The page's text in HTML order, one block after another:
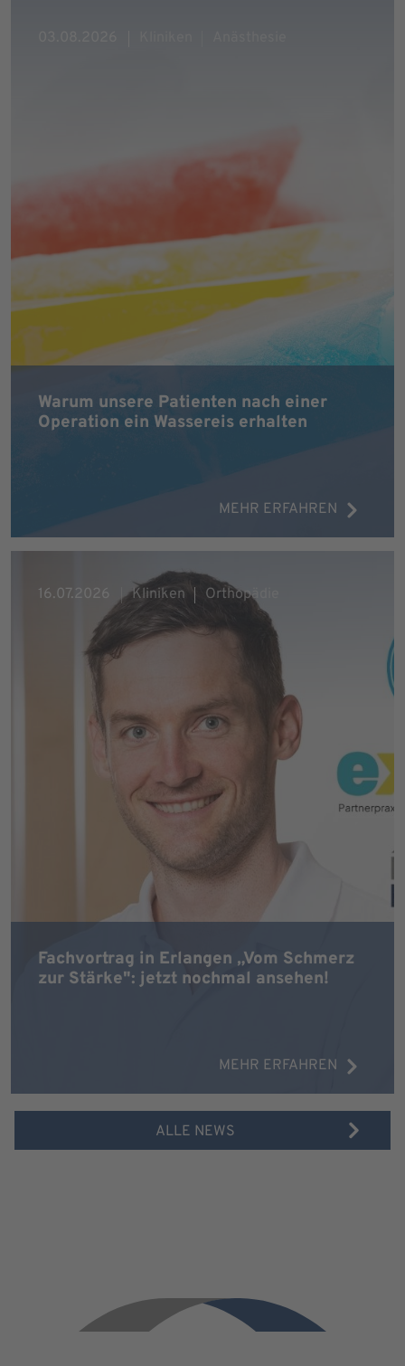
Warum unsere Patienten nach einer
Operation ein Wassereis erhalten
MEHR ERFAHREN
Fachvortrag in Erlangen „Vom Schmerz
zur Stärke": jetzt nochmal ansehen!
MEHR ERFAHREN
16.07.2026 Kliniken Orthopädie
ALLE NEWS